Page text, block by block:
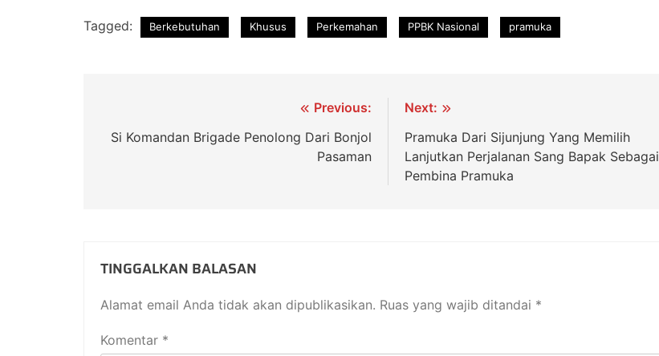
Tagged: Berkebutuhan Khusus Perkemahan PPBK Nasional pramuka
Previous:
Si Komandan Brigade Penolong Dari Bonjol
Pasaman
Next:
Pramuka Dari Sijunjung Yang Memilih
Lanjutkan Perjalanan Sang Bapak Sebagai
Pembina Pramuka
TINGGALKAN BALASAN
Alamat email Anda tidak akan dipublikasikan. Ruas yang wajib ditandai *
Komentar *